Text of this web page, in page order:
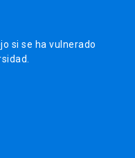
si se ha vulnerado